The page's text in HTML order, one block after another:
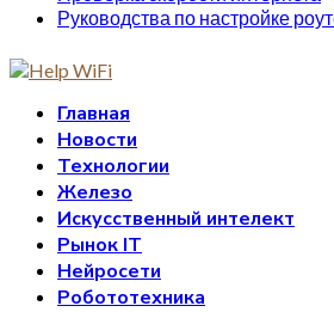
Руководства по настройке
Главная
Новости
Технологии
Железо
Искусственный интелект
Рынок IT
Нейросети
Робототехника